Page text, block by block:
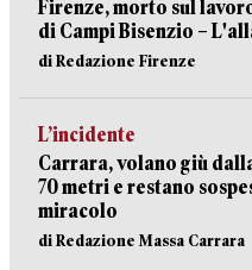
Firenze, morto sul
di Campi Bisenzio –
di Redazione Firenze
L’incidente
Carrara, volano giù
70 metri e restano
miracolo
di Redazione Massa Carrara